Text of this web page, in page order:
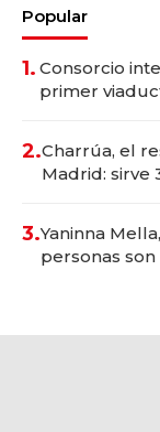
Popular
1. Consorcio
primer
2.Charrúa, el
Madrid: sirve
3.Yaninna
personas